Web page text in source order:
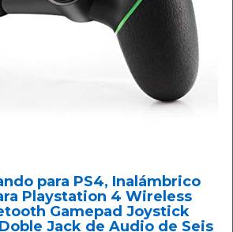
para PS4, Inalámbrico
Playstation 4 Wireless
Gamepad Joystick
Jack de Audio de Seis